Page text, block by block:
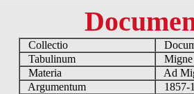
Collectio
Tabulinum
Materia
Ad
Argumentum
1857-